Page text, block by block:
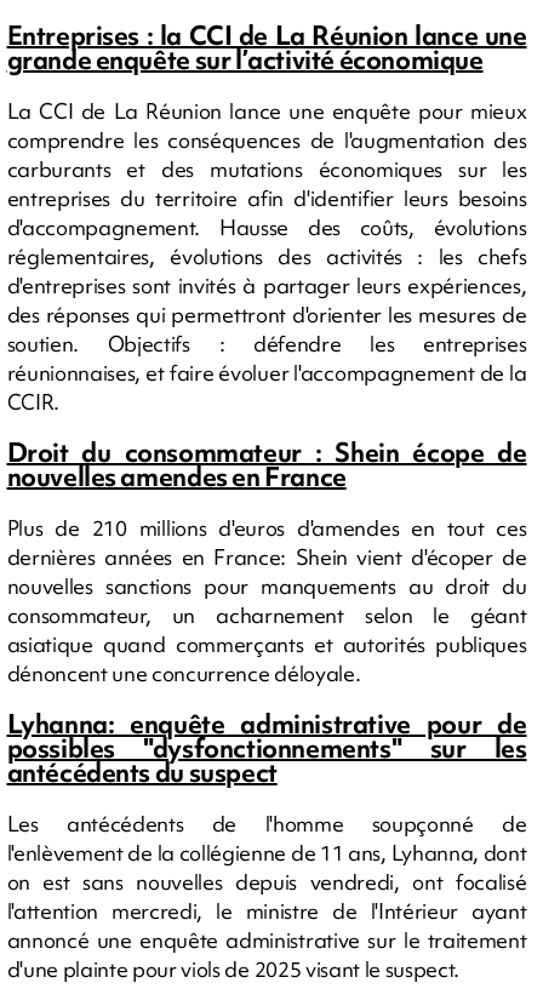
Entreprises : la CCI de La Réunion lance une
grande enquête sur l’activité économique
La CCI de La Réunion lance une enquête pour mieux
comprendre les conséquences de l'augmentation des
carburants et des mutations économiques sur les
entreprises du territoire afin d'identifier leurs besoins
d'accompagnement. Hausse des coûts, évolutions
réglementaires, évolutions des activités : les chefs
d'entreprises sont invités à partager leurs expériences,
des réponses qui permettront d'orienter les mesures de
soutien. Objectifs : défendre les entreprises
réunionnaises, et faire évoluer l'accompagnement de la
CCIR.
Droit du consommateur : Shein écope de
nouvelles amendes en France
Plus de 210 millions d'euros d'amendes en tout ces
dernières années en France: Shein vient d'écoper de
nouvelles sanctions pour manquements au droit du
consommateur, un acharnement selon le géant
asiatique quand commerçants et autorités publiques
dénoncent une concurrence déloyale.
Lyhanna: enquête administrative pour de
possibles "dysfonctionnements" sur les
antécédents du suspect
Les antécédents de l'homme soupçonné de
l'enlèvement de la collégienne de 11 ans, Lyhanna, dont
on est sans nouvelles depuis vendredi, ont focalisé
l'attention mercredi, le ministre de l'Intérieur ayant
annoncé une enquête administrative sur le traitement
d'une plainte pour viols de 2025 visant le suspect.